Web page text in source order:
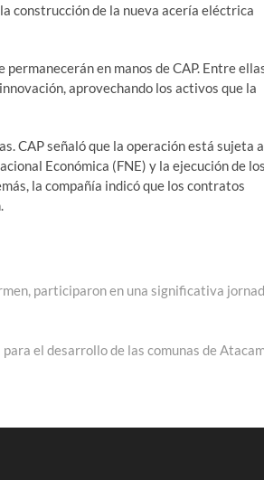
construcción de la nueva acería eléctrica
en manos de CAP. Entre
aprovechando los activos que la
CAP señaló que la operación está sujeta
Económica (FNE) y la ejecución de
la compañía indicó que los contratos
participaron en una significativa
el desarrollo de las comunas de